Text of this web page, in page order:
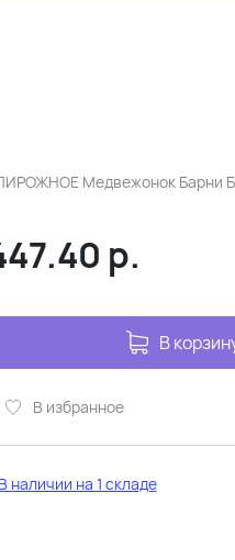
Медвежонок Барни
р.
В
В избранное
В наличии на 1 складе